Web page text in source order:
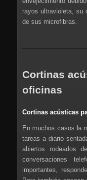
rayos ultravioleta, su
de sus microfibras.
Cortinas
oficinas
Cortinas acústicas
En muchos casos la
tareas a diario
abiertos rodeados
conversaciones
importantes,